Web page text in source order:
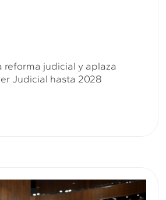
reforma judicial y aplaza
Judicial hasta 2028